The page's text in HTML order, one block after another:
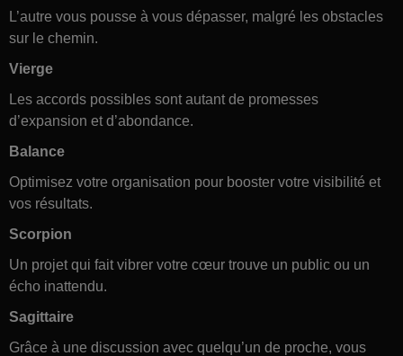
L’autre vous pousse à vous dépasser, malgré les obstacles
sur le chemin.
Vierge
Les accords possibles sont autant de promesses
d’expansion et d’abondance.
Balance
Optimisez votre organisation pour booster votre visibilité et
vos résultats.
Scorpion
Un projet qui fait vibrer votre cœur trouve un public ou un
écho inattendu.
Sagittaire
Grâce à une discussion avec quelqu’un de proche, vous